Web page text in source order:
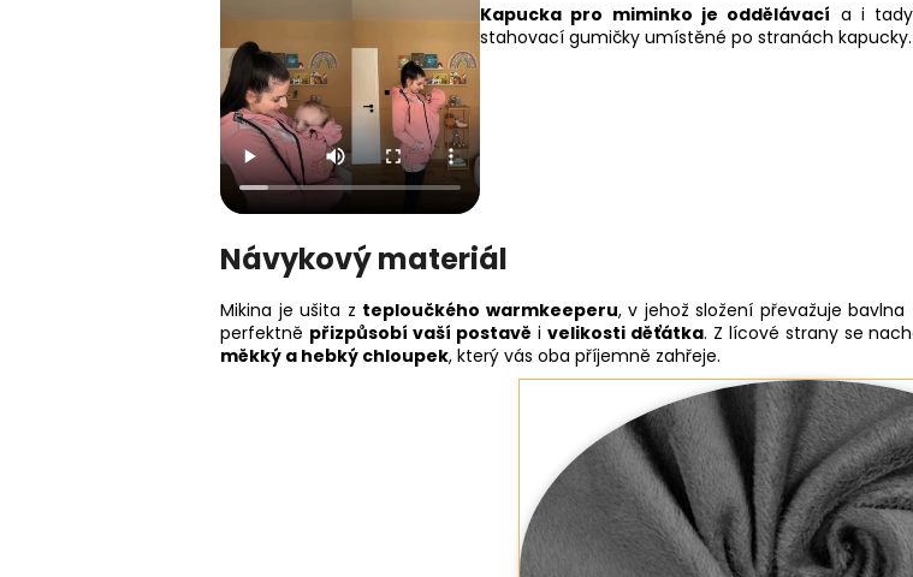
Kapucka pro miminko je oddělávací a i
stahovací gumičky umístěné po stranách kapucky.
Návykový materiál
Mikina je ušita z teploučkého warmkeeperu, v jehož složení převažuje
perfektně přizpůsobí vaší postavě i velikosti děťátka. Z lícové strany se
měkký a hebký chloupek, který vás oba příjemně zahřeje.